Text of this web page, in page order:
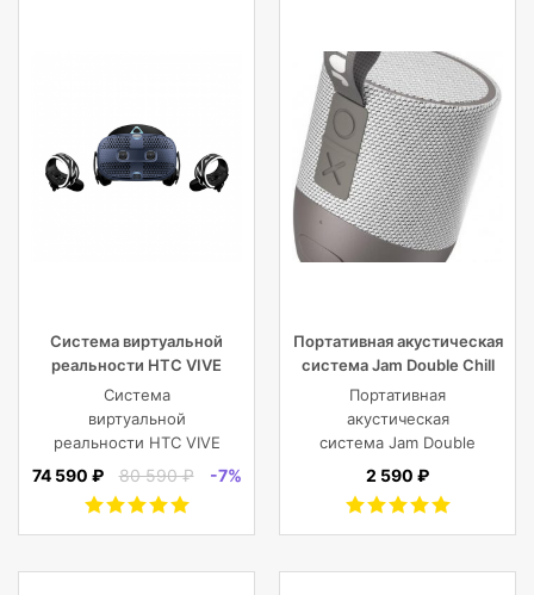
Система виртуальной
реальности HTC VIVE
Cosmos
Система
виртуальной
реальности HTC VIVE
Cosmos
74 590 ₽ 80 590 ₽ -7%
Портативная акустическая
система Jam Double Chill
Grey
Портативная
акустическая
система Jam Double
Chill Grey (серый)
2 590 ₽